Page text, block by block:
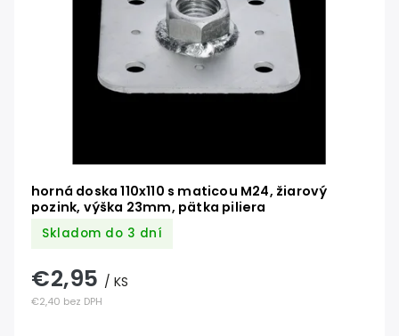
horná doska 110x110 s maticou M24, žiarový
pozink, výška 23mm, pätka piliera
Skladom do 3 dní
€2,40 bez DPH
€2,95 / KS